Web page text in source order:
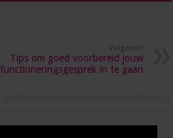
Volgende
Tips om goed voorbereid jouw
functioneringsgesprek in te gaan